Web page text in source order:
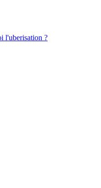
l'uberisation ?